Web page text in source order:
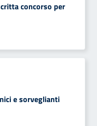
concorso per
e sorveglianti